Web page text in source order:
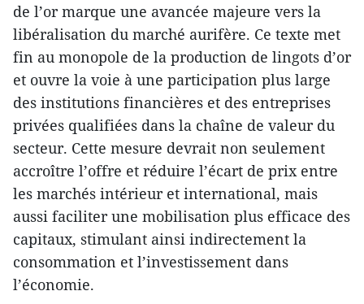
de l’or marque une avancée majeure vers la
libéralisation du marché aurifère. Ce texte met
fin au monopole de la production de lingots d’or
et ouvre la voie à une participation plus large
des institutions financières et des entreprises
privées qualifiées dans la chaîne de valeur du
secteur. Cette mesure devrait non seulement
accroître l’offre et réduire l’écart de prix entre
les marchés intérieur et international, mais
aussi faciliter une mobilisation plus efficace des
capitaux, stimulant ainsi indirectement la
consommation et l’investissement dans
l’économie.